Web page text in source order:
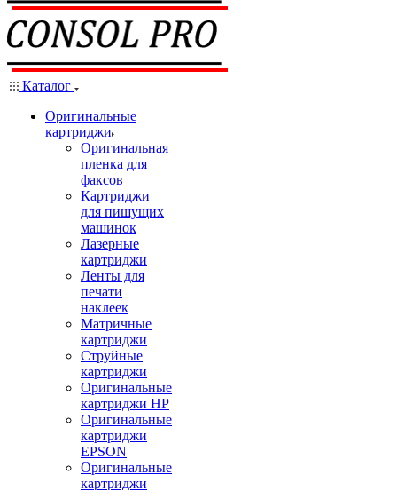
Каталог
Оригинальные
картриджи
Оригинальная
пленка для
факсов
Картриджи
для пишущих
машинок
Лазерные
картриджи
Ленты для
печати
наклеек
Матричные
картриджи
Струйные
картриджи
Оригинальные
картриджи HP
Оригинальные
картриджи
EPSON
Оригинальные
картриджи